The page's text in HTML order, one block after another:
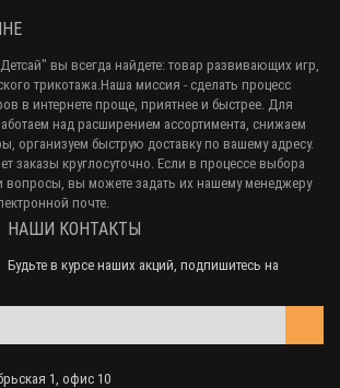
вы всегда найдете: товар развивающих игр,
трикотажа.Наша миссия - сделать процесс
в интернете проще, приятнее и быстрее. Для
над расширением ассортимента, снижаем
организуем быструю доставку по вашему адресу.
заказы круглосуточно. Если в процессе выбора
вопросы, вы можете задать их нашему менеджеру
почте.
НАШИ КОНТАКТЫ
Будьте в курсе наших акций, подпишитесь на
1, офис 10